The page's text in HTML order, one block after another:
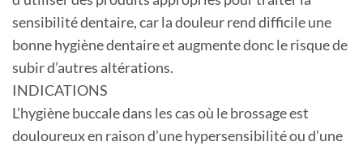
sensibilité dentaire, car la douleur rend difficile une
bonne hygiène dentaire et augmente donc le risque de
subir d’autres altérations.
INDICATIONS
L’hygiène buccale dans les cas où le brossage est
douloureux en raison d’une hypersensibilité ou d’une